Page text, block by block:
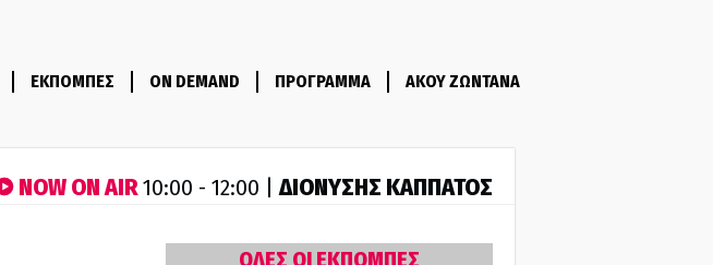
ΕΚΠΟΜΠΕΣ ON DEMAND ΠΡΟΓΡΑΜΜΑ ΑΚΟΥ ΖΩΝΤΑΝΑ
NOW ON AIR10:00 - 12:00 |ΔΙΟΝΥΣΗΣ ΚΑΠΠΑΤΟΣ
ΟΛΕΣ ΟΙ ΕΚΠΟΜΠΕΣ